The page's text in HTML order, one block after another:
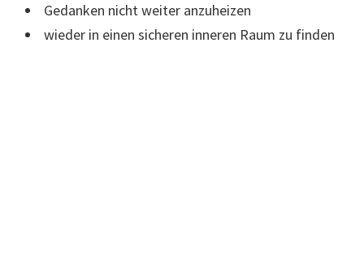
Gedanken nicht weiter anzuheizen
wieder in einen sicheren inneren Raum zu finden